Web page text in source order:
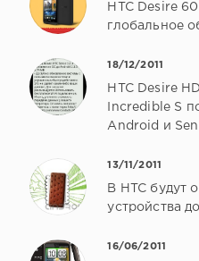
HTC Desire
глобальное
18/12/2011
HTC Desire
Incredible S
Android и
13/11/2011
В HTC будут
устройства
16/06/2011